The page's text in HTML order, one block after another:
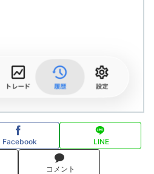
Facebook LINE
コメント